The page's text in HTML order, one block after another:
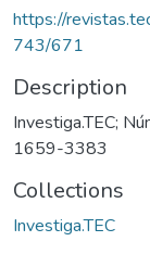
https://
743/671
Description
Investiga.TEC;
1659-3383
Collections
Investiga.TEC